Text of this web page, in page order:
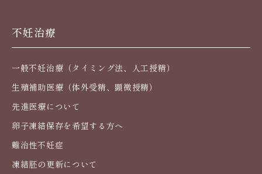
不妊治療
一般不妊治療（タイミング法、人工授精）
生殖補助医療（体外受精、顕微授精）
先進医療について
卵子凍結保存を希望する方へ
難治性不妊症
凍結胚の更新について